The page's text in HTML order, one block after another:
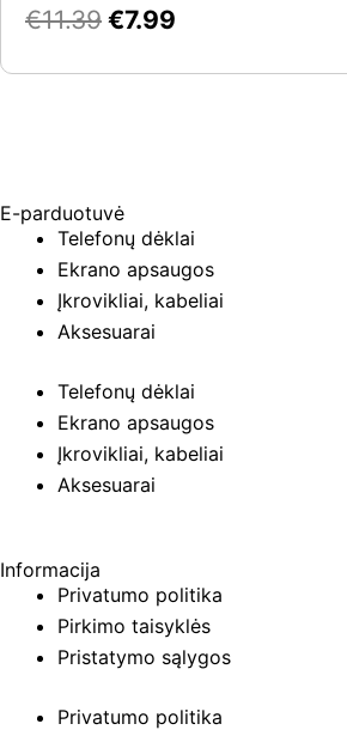
€11.39 €7.99
E-parduotuvė
Telefonų dėklai
Ekrano apsaugos
Įkrovikliai, kabeliai
Aksesuarai
Telefonų dėklai
Ekrano apsaugos
Įkrovikliai, kabeliai
Aksesuarai
Informacija
Privatumo politika
Pirkimo taisyklės
Pristatymo sąlygos
Privatumo politika